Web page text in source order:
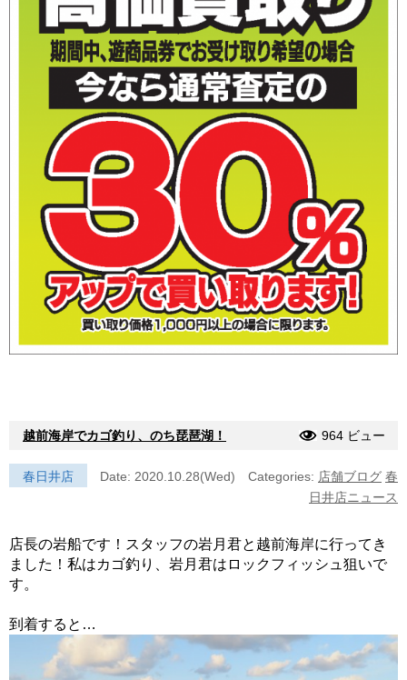
越前海岸でカゴ釣り、のち琵琶湖！ 964 ビュー
春日井店 Date: 2020.10.28(Wed) Categories: 店舗ブログ 春
日井店ニュース
店長の岩船です！スタッフの岩月君と越前海岸に行ってき
ました！私はカゴ釣り、岩月君はロックフィッシュ狙いで
す。
到着すると…